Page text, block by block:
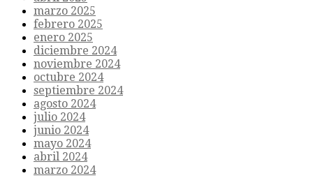
marzo 2025
febrero 2025
enero 2025
diciembre 2024
noviembre 2024
octubre 2024
septiembre 2024
agosto 2024
julio 2024
junio 2024
mayo 2024
abril 2024
marzo 2024